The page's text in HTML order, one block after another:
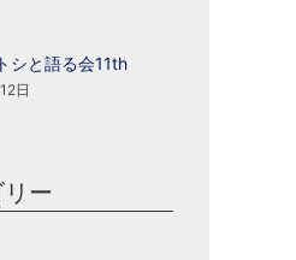
シと語る会11th
日
ー